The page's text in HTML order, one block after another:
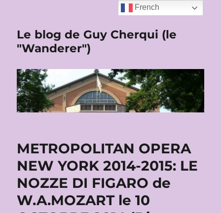
Le blog de Guy Cherqui (le
"Wanderer")
METROPOLITAN OPERA
NEW YORK 2014-2015: LE
NOZZE DI FIGARO de
W.A.MOZART le 10
French